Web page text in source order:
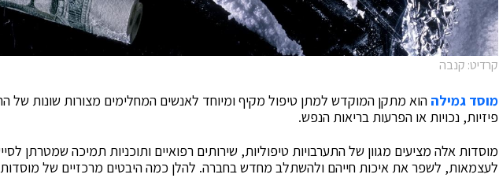
קרדיט: קנבה
מוסד גמילה הוא מתקן המוקדש למתן טיפול מקיף ומיוחד לאנשים המחלימים מצורות שונות של
פיזיות, נכויות או הפרעות בריאות הנפש.
מוסדות אלה מציעים מגוון של התערבויות טיפוליות, שירותים רפואיים ותוכניות תמיכה שמטרתן
לעצמאות, לשפר את איכות חייהם ולהשתלב מחדש בחברה. להלן כמה היבטים מרכזיים של